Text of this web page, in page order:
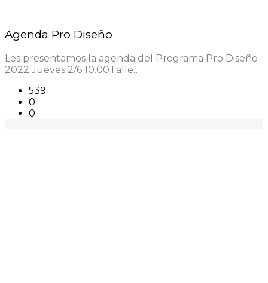
Agenda Pro Diseño
Les presentamos la agenda del Programa Pro Diseño
2022 Jueves 2/6 10.00Talle…
539
0
0